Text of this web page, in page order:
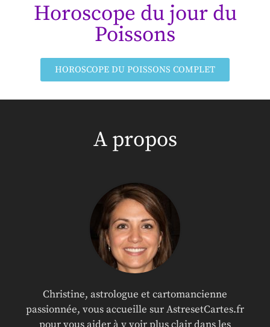
Horoscope du jour du
Poissons
HOROSCOPE DU POISSONS COMPLET
A propos
Christine, astrologue et cartomancienne
passionnée, vous accueille sur AstresetCartes.fr